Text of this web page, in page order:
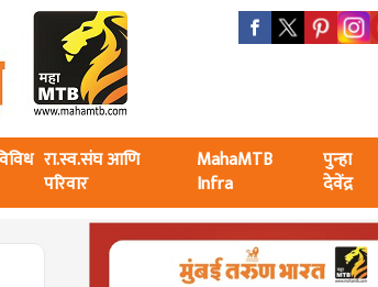
रा.स्व.संघ आणि
परिवार
MahaMTB
Infra
पुन्हा
देवेंद्र